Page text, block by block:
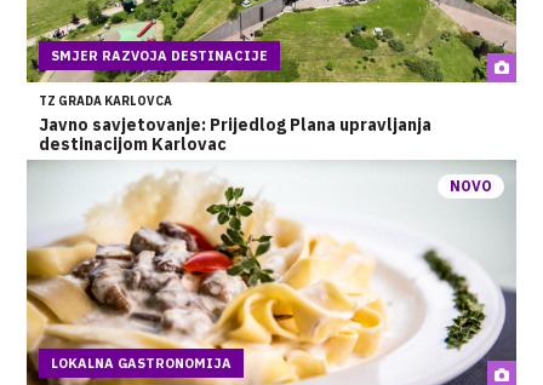
SMJER RAZVOJA DESTINACIJE
TZ GRADA KARLOVCA
Javno savjetovanje: Prijedlog Plana upravljanja
destinacijom Karlovac
NOVO
LOKALNA GASTRONOMIJA